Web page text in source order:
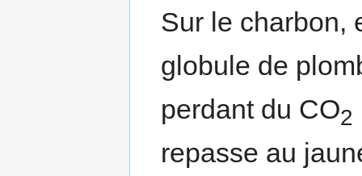
Sur le charbon,
globule de
perdant du CO2
repasse au